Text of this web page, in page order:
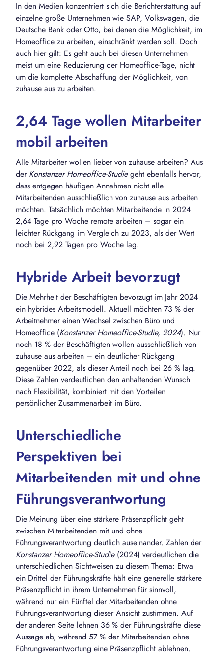
In den Medien konzentriert sich die Berichterstattung auf
einzelne große Unternehmen wie SAP, Volkswagen, die
Deutsche Bank oder Otto, bei denen die Möglichkeit, im
Homeoffice zu arbeiten, einschränkt werden soll. Doch
auch hier gilt: Es geht auch bei diesen Unternehmen
meist um eine Reduzierung der Homeoffice-Tage, nicht
um die komplette Abschaffung der Möglichkeit, von
zuhause aus zu arbeiten.
2,64 Tage wollen Mitarbeiter
mobil arbeiten
Alle Mitarbeiter wollen lieber von zuhause arbeiten? Aus
der Konstanzer Homeoffice-Studiegeht ebenfalls hervor,
dass entgegen häufigen Annahmen nicht alle
Mitarbeitenden ausschließlich von zuhause aus arbeiten
möchten. Tatsächlich möchten Mitarbeitende in 2024
2,64 Tage pro Woche remote arbeiten – sogar ein
leichter Rückgang im Vergleich zu 2023, als der Wert
noch bei 2,92 Tagen pro Woche lag.
Hybride Arbeit bevorzugt
Die Mehrheit der Beschäftigten bevorzugt im Jahr 2024
ein hybrides Arbeitsmodell. Aktuell möchten 73 % der
Arbeitnehmer einen Wechsel zwischen Büro und
Homeoffice (Konstanzer Homeoffice-Studie, 2024). Nur
noch 18 % der Beschäftigten wollen ausschließlich von
zuhause aus arbeiten – ein deutlicher Rückgang
gegenüber 2022, als dieser Anteil noch bei 26 % lag.
Diese Zahlen verdeutlichen den anhaltenden Wunsch
nach Flexibilität, kombiniert mit den Vorteilen
persönlicher Zusammenarbeit im Büro.
Unterschiedliche
Perspektiven bei
Mitarbeitenden mit und ohne
Führungsverantwortung
Die Meinung über eine stärkere Präsenzpflicht geht
zwischen Mitarbeitenden mit und ohne
Führungsverantwortung deutlich auseinander. Zahlen der
Konstanzer Homeoffice-Studie(2024) verdeutlichen die
unterschiedlichen Sichtweisen zu diesem Thema: Etwa
ein Drittel der Führungskräfte hält eine generelle stärkere
Präsenzpflicht in ihrem Unternehmen für sinnvoll,
während nur ein Fünftel der Mitarbeitenden ohne
Führungsverantwortung dieser Ansicht zustimmen. Auf
der anderen Seite lehnen 36 % der Führungskräfte diese
Aussage ab, während 57 % der Mitarbeitenden ohne
Führungsverantwortung eine Präsenzpflicht ablehnen.